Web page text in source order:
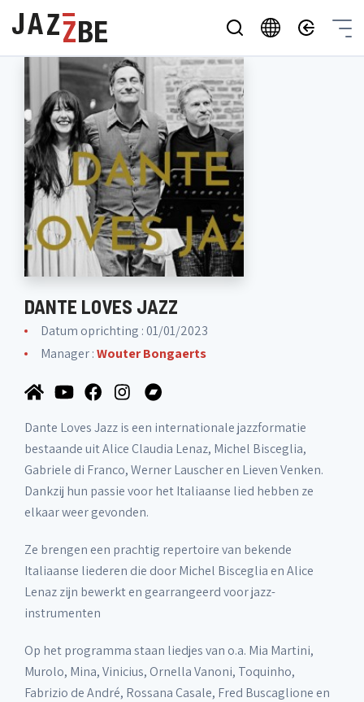
DANTE LOVES JAZZ
Datum oprichting : 01/01/2023
Manager :Wouter Bongaerts
Dante Loves Jazz is een internationale jazzformatie
bestaande uit Alice Claudia Lenaz, Michel Bisceglia,
Gabriele di Franco, Werner Lauscher en Lieven Venken.
Dankzij hun passie voor het Italiaanse lied hebben ze
elkaar weer gevonden.
Ze brengen een prachtig repertoire van bekende
Italiaanse liederen die door Michel Bisceglia en Alice
Lenaz zijn bewerkt en gearrangeerd voor jazz-
instrumenten
Op het programma staan liedjes van o.a. Mia Martini,
Murolo, Mina, Vinicius, Ornella Vanoni, Toquinho,
Fabrizio de André, Rossana Casale, Fred Buscaglione en